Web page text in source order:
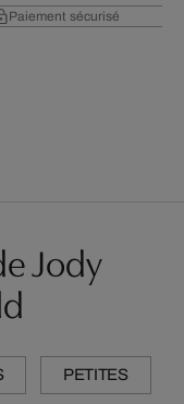
Paiement sécurisé
Jody
PETITES